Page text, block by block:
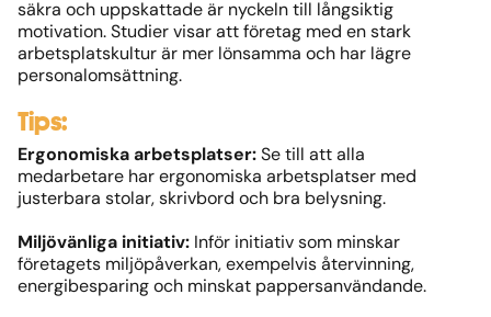
säkra och uppskattade är nyckeln till långsiktig
motivation. Studier visar att företag med en stark
arbetsplatskultur är mer lönsamma och har lägre
personalomsättning.
Tips:
Ergonomiska arbetsplatser:Se till att alla
medarbetare har ergonomiska arbetsplatser med
justerbara stolar, skrivbord och bra belysning.
Miljövänliga initiativ: Inför initiativ som minskar
företagets miljöpåverkan, exempelvis återvinning,
energibesparing och minskat pappersanvändande.